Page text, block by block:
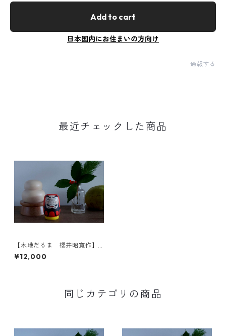
Add to cart
日本国内にお住まいの方向け
通報する
最近チェックした商品
【木地だるま 櫻井昭寛作】
昭二型 黄色土台 1-a
¥12,000
同じカテゴリの商品